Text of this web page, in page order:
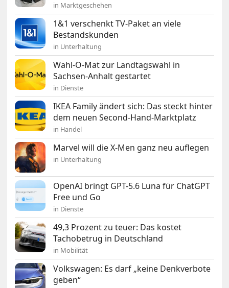
in Marktgeschehen
1&1 verschenkt TV-Paket an viele
Bestandskunden
in Unterhaltung
Wahl-O-Mat zur Landtagswahl in
Sachsen-Anhalt gestartet
in Dienste
IKEA Family ändert sich: Das steckt hinter
dem neuen Second-Hand-Marktplatz
in Handel
Marvel will die X-Men ganz neu auflegen
in Unterhaltung
OpenAI bringt GPT-5.6 Luna für ChatGPT
Free und Go
in Dienste
49,3 Prozent zu teuer: Das kostet
Tachobetrug in Deutschland
in Mobilität
Volkswagen: Es darf „keine Denkverbote
geben“